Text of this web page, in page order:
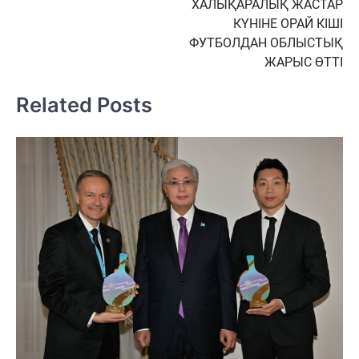
ХАЛЫҚАРАЛЫҚ ЖАСТАР
КҮНІНЕ ОРАЙ КІШІ
ФУТБОЛДАН ОБЛЫСТЫҚ
ЖАРЫС ӨТТІ
Related Posts